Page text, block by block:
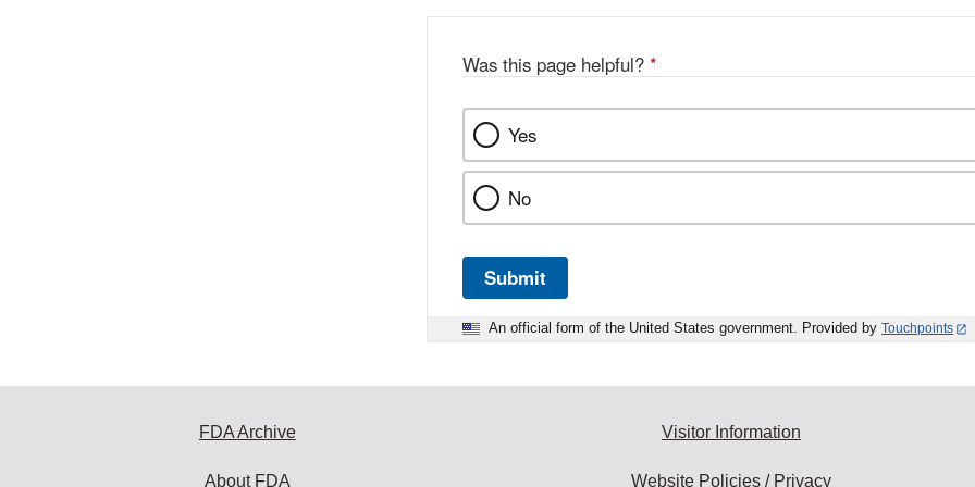
Was this page helpful? *
Yes
No
Submit
An official form of the United States government. Provided by Touchpoints
FDA Archive
About FDA
Visitor Information
Website Policies / Privacy